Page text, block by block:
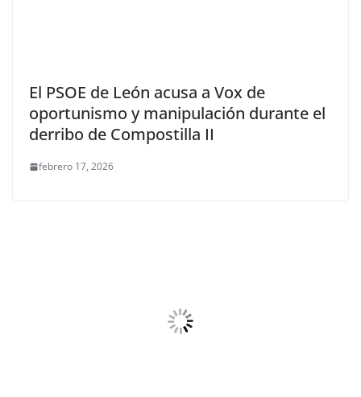
El PSOE de León acusa a Vox de
oportunismo y manipulación durante el
derribo de Compostilla II
febrero 17, 2026